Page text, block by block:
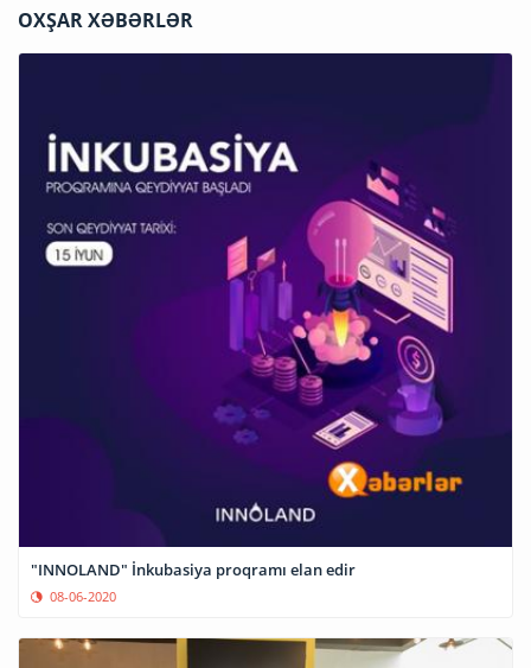
OXŞAR XƏBƏRLƏR
"INNOLAND" İnkubasiya proqramı elan edir
08-06-2020